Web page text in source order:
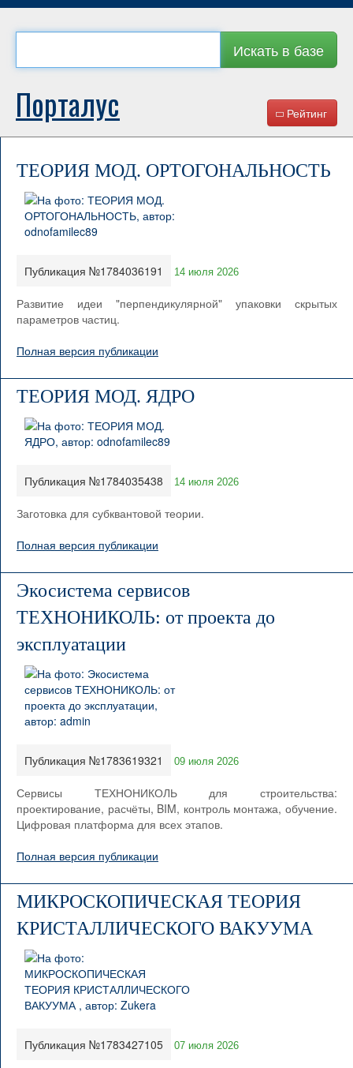
Искать в базе
Рейтинг
Порталус
ТЕОРИЯ МОД. ОРТОГОНАЛЬНОСТЬ
Публикация №1784036191 14 июля 2026
Развитие идеи "перпендикулярной" упаковки скрытых
параметров частиц.
Полная версия публикации
ТЕОРИЯ МОД. ЯДРО
Публикация №1784035438 14 июля 2026
Заготовка для субквантовой теории.
Полная версия публикации
Экосистема сервисов
ТЕХНОНИКОЛЬ: от проекта до
эксплуатации
Публикация №1783619321 09 июля 2026
Сервисы ТЕХНОНИКОЛЬ для строительства:
проектирование, расчёты, BIM, контроль монтажа, обучение.
Цифровая платформа для всех этапов.
Полная версия публикации
МИКРОСКОПИЧЕСКАЯ ТЕОРИЯ
КРИСТАЛЛИЧЕСКОГО ВАКУУМА
Публикация №1783427105 07 июля 2026